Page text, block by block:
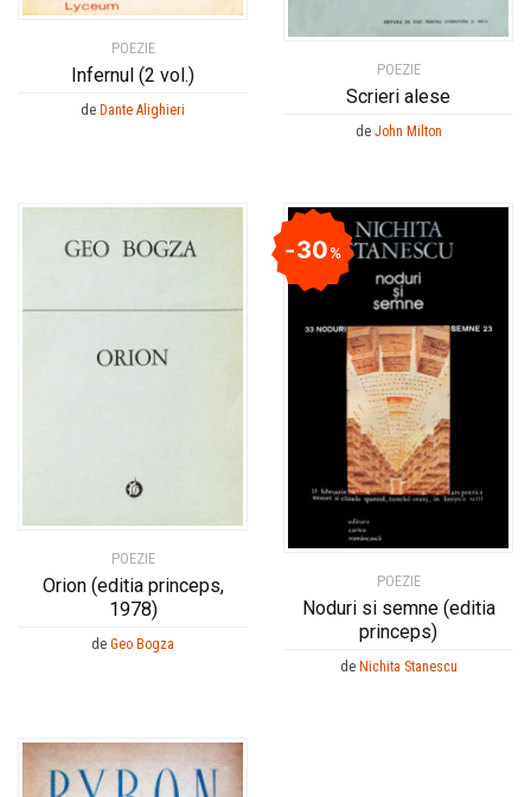
POEZIE
Infernul (2 vol.)
de Dante Alighieri
POEZIE
Scrieri alese
de John Milton
POEZIE
Orion (editia princeps,
1978)
de Geo Bogza
POEZIE
Noduri si semne (editia
princeps)
30%
de Nichita Stanescu